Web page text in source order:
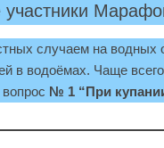
случаем на
в водоёмах. Чаще
№ 1 “При